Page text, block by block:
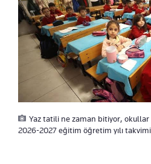
Yaz tatili ne zaman bitiyor, okullar
2026-2027 eğitim öğretim yılı takvimi